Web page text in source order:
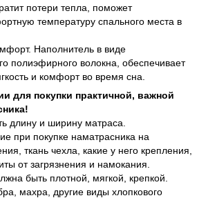
потери тепла, поможет
температуру спального места в
Наполнитель в виде
полиэфирного волокна, обеспечивает
и комфорт во время сна.
для покупки практичной, важной
длину и ширину матраса.
при покупке наматрасника на
ткань чехла, какие у него крепления,
от загрязнения и намокания.
быть плотной, мягкой, крепкой.
махра, другие виды хлопкового